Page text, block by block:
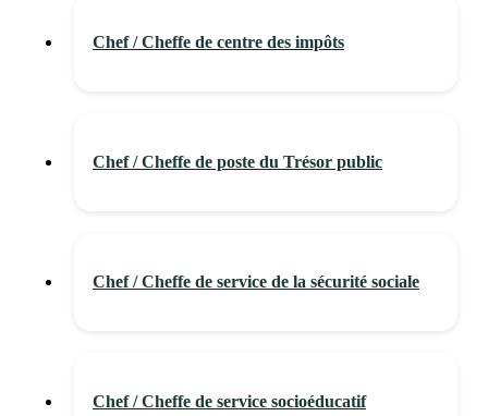
Chef / Cheffe de centre des impôts
Chef / Cheffe de poste du Trésor public
Chef / Cheffe de service de la sécurité sociale
Chef / Cheffe de service socioéducatif